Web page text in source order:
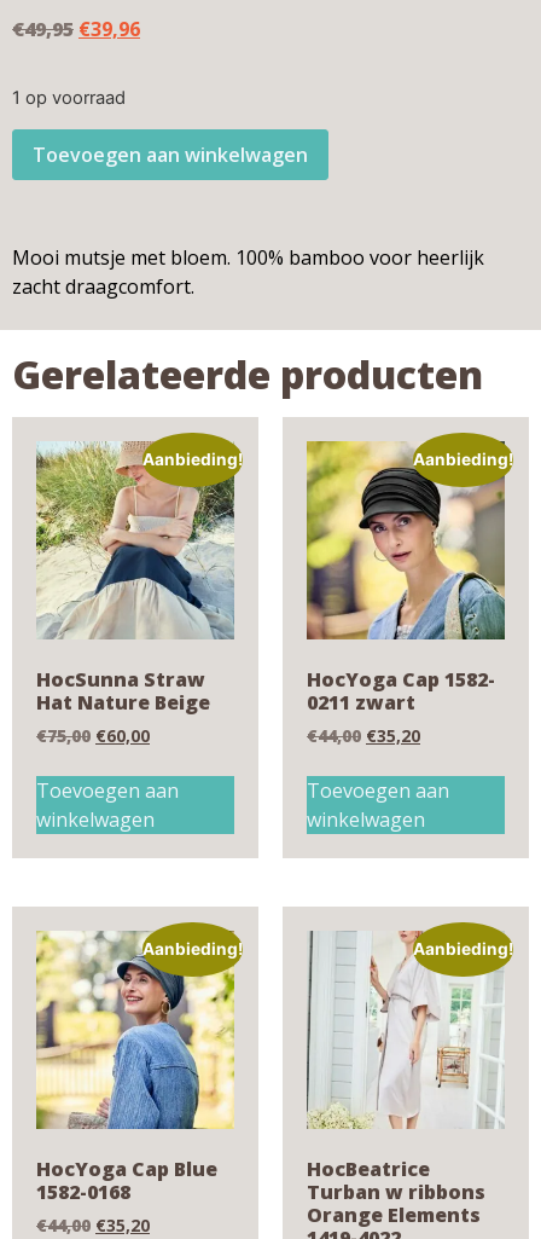
€49,95 €39,96
1 op voorraad
Toevoegen aan winkelwagen
Mooi mutsje met bloem. 100% bamboo voor heerlijk
zacht draagcomfort.
Gerelateerde producten
Aanbieding!
HocSunna Straw
Hat Nature Beige
€75,00 €60,00
Toevoegen aan
winkelwagen
Aanbieding!
HocYoga Cap 1582-
0211 zwart
€44,00 €35,20
Toevoegen aan
winkelwagen
Aanbieding!
HocYoga Cap Blue
1582-0168
€44,00 €35,20
Aanbieding!
HocBeatrice
Turban w ribbons
Orange Elements